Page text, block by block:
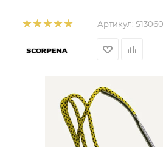
Артикул: S13060